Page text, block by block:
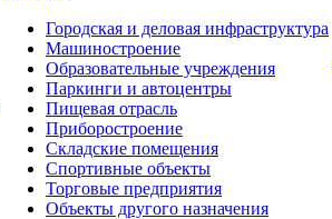
Городская и деловая инфраструктура
Машиностроение
Образовательные учреждения
Паркинги и автоцентры
Пищевая отрасль
Приборостроение
Складские помещения
Спортивные объекты
Торговые предприятия
Объекты другого назначения